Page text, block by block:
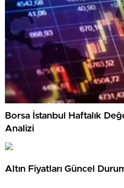
Borsa İstanbul Haftalık
Analizi
Altın Fiyatları Güncel